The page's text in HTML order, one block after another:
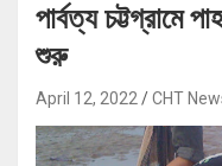
পার্বত্য চট্টগ্রামে
শুরু
April 12, 2022 CHT